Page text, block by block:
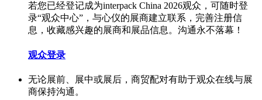
若您已经登记成为interpack China 2026观众，可随时登
录“观众中心”，与心仪的展商建立联系，完善注册信
息，收藏感兴趣的展商和展品信息。沟通永不落幕！
观众登录
无论展前、展中或展后，商贸配对有助于观众在线与展
商保持沟通。